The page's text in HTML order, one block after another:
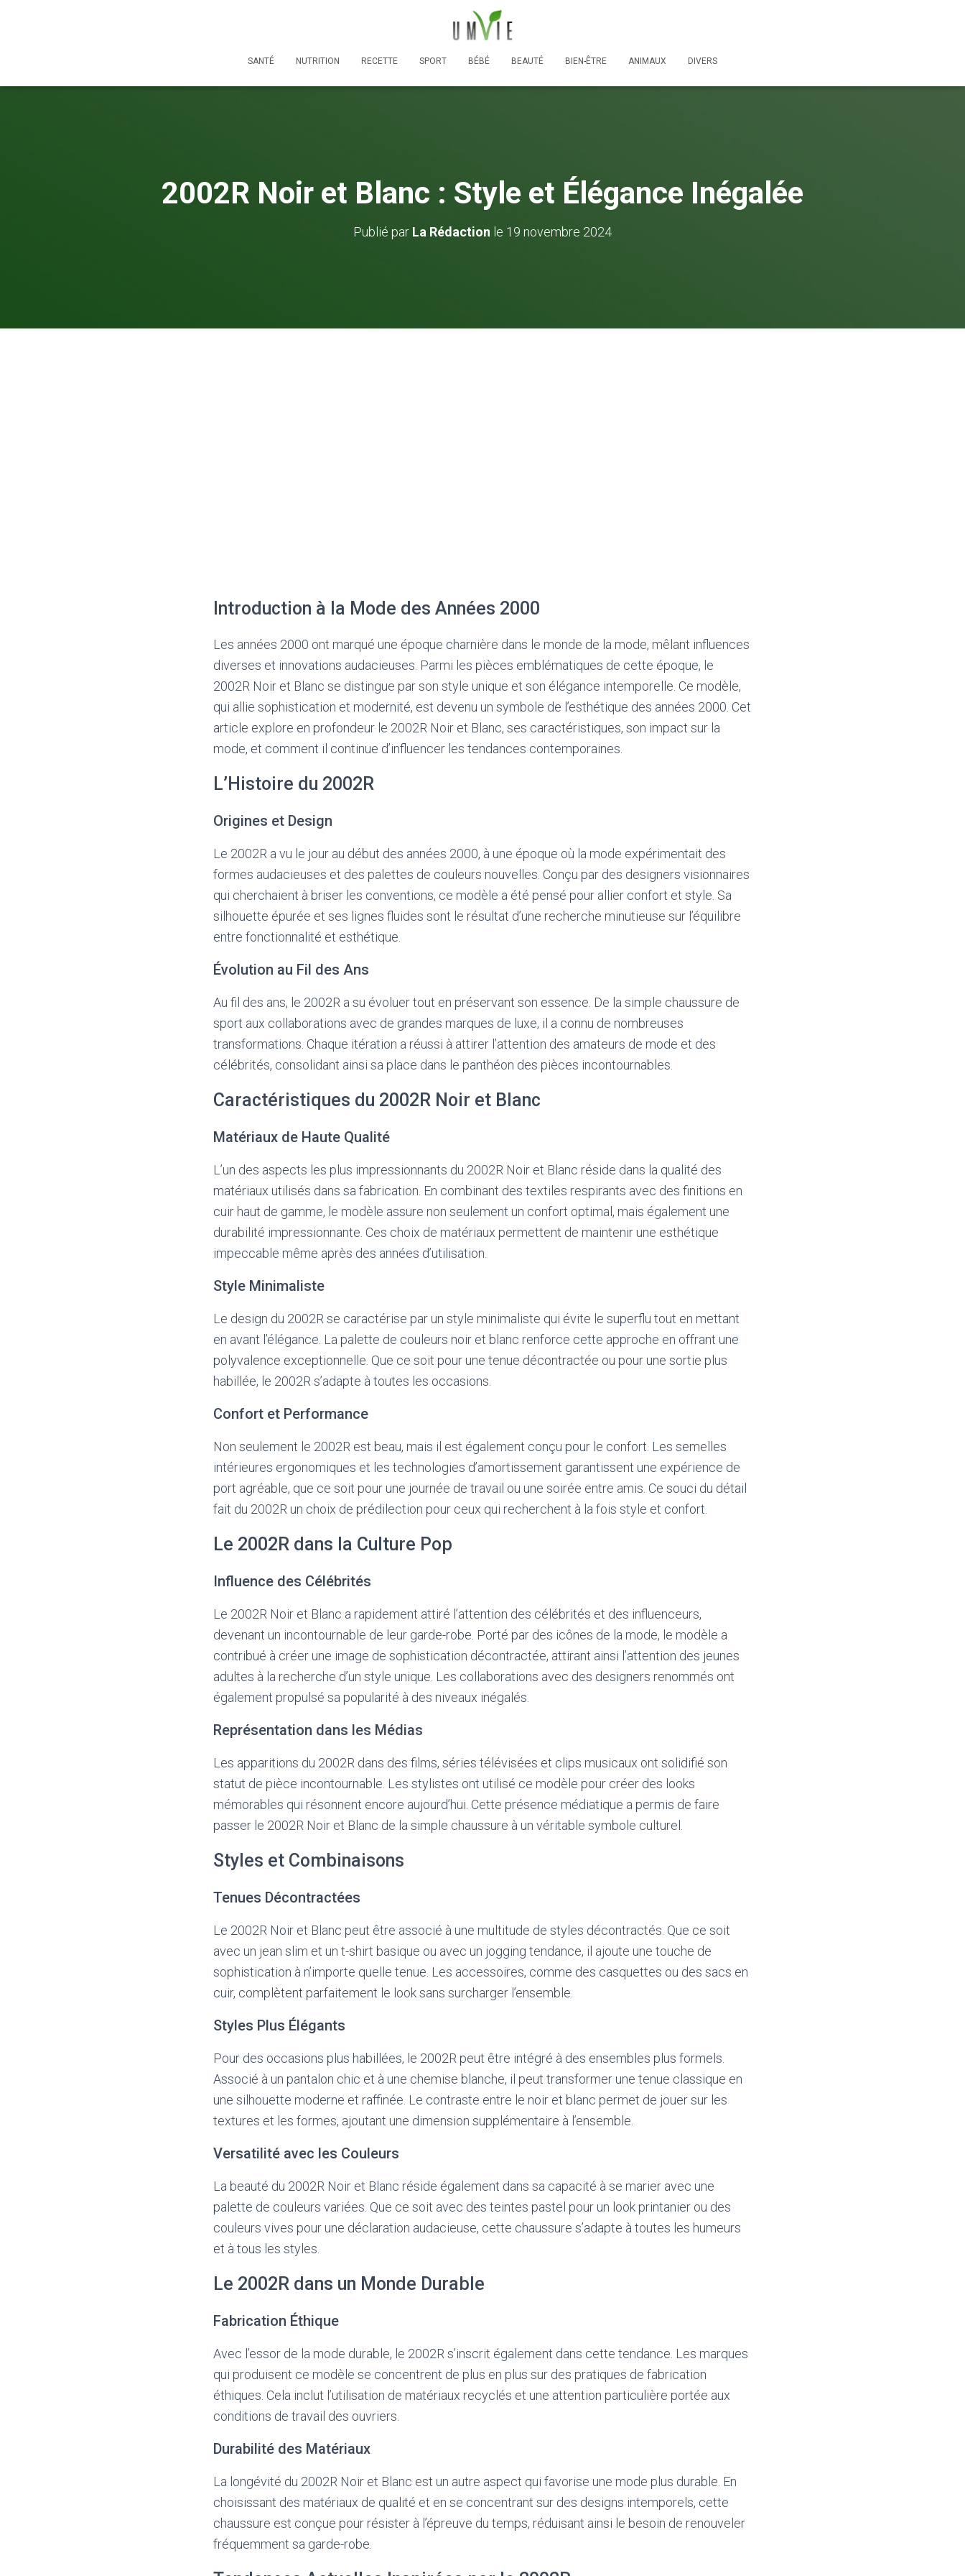
SANTÉ NUTRITION RECETTE SPORT BÉBÉ BEAUTÉ BIEN-ÊTRE ANIMAUX DIVERS
2002R Noir et Blanc : Style et Élégance Inégalée
Publié par La Rédaction le 19 novembre 2024
Introduction à la Mode des Années 2000
Les années 2000 ont marqué une époque charnière dans le monde de la mode, mêlant influences
diverses et innovations audacieuses. Parmi les pièces emblématiques de cette époque, le
2002R Noir et Blanc se distingue par son style unique et son élégance intemporelle. Ce modèle,
qui allie sophistication et modernité, est devenu un symbole de l’esthétique des années 2000. Cet
article explore en profondeur le 2002R Noir et Blanc, ses caractéristiques, son impact sur la
mode, et comment il continue d’influencer les tendances contemporaines.
L’Histoire du 2002R
Origines et Design
Le 2002R a vu le jour au début des années 2000, à une époque où la mode expérimentait des
formes audacieuses et des palettes de couleurs nouvelles. Conçu par des designers visionnaires
qui cherchaient à briser les conventions, ce modèle a été pensé pour allier confort et style. Sa
silhouette épurée et ses lignes fluides sont le résultat d’une recherche minutieuse sur l’équilibre
entre fonctionnalité et esthétique.
Évolution au Fil des Ans
Au fil des ans, le 2002R a su évoluer tout en préservant son essence. De la simple chaussure de
sport aux collaborations avec de grandes marques de luxe, il a connu de nombreuses
transformations. Chaque itération a réussi à attirer l’attention des amateurs de mode et des
célébrités, consolidant ainsi sa place dans le panthéon des pièces incontournables.
Caractéristiques du 2002R Noir et Blanc
Matériaux de Haute Qualité
L’un des aspects les plus impressionnants du 2002R Noir et Blanc réside dans la qualité des
matériaux utilisés dans sa fabrication. En combinant des textiles respirants avec des finitions en
cuir haut de gamme, le modèle assure non seulement un confort optimal, mais également une
durabilité impressionnante. Ces choix de matériaux permettent de maintenir une esthétique
impeccable même après des années d’utilisation.
Style Minimaliste
Le design du 2002R se caractérise par un style minimaliste qui évite le superflu tout en mettant
en avant l’élégance. La palette de couleurs noir et blanc renforce cette approche en offrant une
polyvalence exceptionnelle. Que ce soit pour une tenue décontractée ou pour une sortie plus
habillée, le 2002R s’adapte à toutes les occasions.
Confort et Performance
Non seulement le 2002R est beau, mais il est également conçu pour le confort. Les semelles
intérieures ergonomiques et les technologies d’amortissement garantissent une expérience de
port agréable, que ce soit pour une journée de travail ou une soirée entre amis. Ce souci du détail
fait du 2002R un choix de prédilection pour ceux qui recherchent à la fois style et confort.
Le 2002R dans la Culture Pop
Influence des Célébrités
Le 2002R Noir et Blanc a rapidement attiré l’attention des célébrités et des influenceurs,
devenant un incontournable de leur garde-robe. Porté par des icônes de la mode, le modèle a
contribué à créer une image de sophistication décontractée, attirant ainsi l’attention des jeunes
adultes à la recherche d’un style unique. Les collaborations avec des designers renommés ont
également propulsé sa popularité à des niveaux inégalés.
Représentation dans les Médias
Les apparitions du 2002R dans des films, séries télévisées et clips musicaux ont solidifié son
statut de pièce incontournable. Les stylistes ont utilisé ce modèle pour créer des looks
mémorables qui résonnent encore aujourd’hui. Cette présence médiatique a permis de faire
passer le 2002R Noir et Blanc de la simple chaussure à un véritable symbole culturel.
Styles et Combinaisons
Tenues Décontractées
Le 2002R Noir et Blanc peut être associé à une multitude de styles décontractés. Que ce soit
avec un jean slim et un t-shirt basique ou avec un jogging tendance, il ajoute une touche de
sophistication à n’importe quelle tenue. Les accessoires, comme des casquettes ou des sacs en
cuir, complètent parfaitement le look sans surcharger l’ensemble.
Styles Plus Élégants
Pour des occasions plus habillées, le 2002R peut être intégré à des ensembles plus formels.
Associé à un pantalon chic et à une chemise blanche, il peut transformer une tenue classique en
une silhouette moderne et raffinée. Le contraste entre le noir et blanc permet de jouer sur les
textures et les formes, ajoutant une dimension supplémentaire à l’ensemble.
Versatilité avec les Couleurs
La beauté du 2002R Noir et Blanc réside également dans sa capacité à se marier avec une
palette de couleurs variées. Que ce soit avec des teintes pastel pour un look printanier ou des
couleurs vives pour une déclaration audacieuse, cette chaussure s’adapte à toutes les humeurs
et à tous les styles.
Le 2002R dans un Monde Durable
Fabrication Éthique
Avec l’essor de la mode durable, le 2002R s’inscrit également dans cette tendance. Les marques
qui produisent ce modèle se concentrent de plus en plus sur des pratiques de fabrication
éthiques. Cela inclut l’utilisation de matériaux recyclés et une attention particulière portée aux
conditions de travail des ouvriers.
Durabilité des Matériaux
La longévité du 2002R Noir et Blanc est un autre aspect qui favorise une mode plus durable. En
choisissant des matériaux de qualité et en se concentrant sur des designs intemporels, cette
chaussure est conçue pour résister à l’épreuve du temps, réduisant ainsi le besoin de renouveler
fréquemment sa garde-robe.